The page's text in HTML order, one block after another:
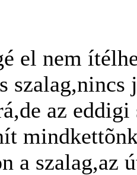
el nem
az eddigi
a szalag,az